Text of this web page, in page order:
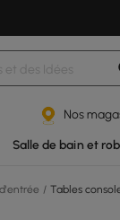
Nos
Salle de bain et
/ Tables